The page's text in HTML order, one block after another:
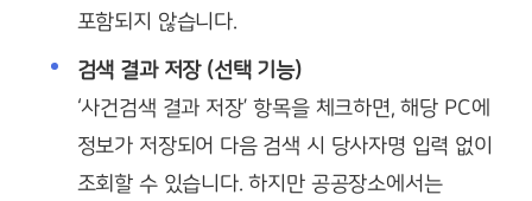
포함되지 않습니다.
검색 결과 저장 (선택 기능)
‘사건검색 결과 저장’ 항목을 체크하면, 해당 PC에
정보가 저장되어 다음 검색 시 당사자명 입력 없이
조회할 수 있습니다. 하지만 공공장소에서는